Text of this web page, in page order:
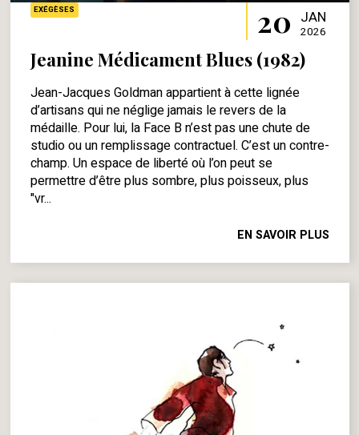
EXÉGÈSES 20 JAN
2026
Jeanine Médicament Blues (1982)
Jean-Jacques Goldman appartient à cette lignée
d’artisans qui ne néglige jamais le revers de la
médaille. Pour lui, la Face B n’est pas une chute de
studio ou un remplissage contractuel. C’est un contre-
champ. Un espace de liberté où l’on peut se
permettre d’être plus sombre, plus poisseux, plus
"vr...
EN SAVOIR PLUS